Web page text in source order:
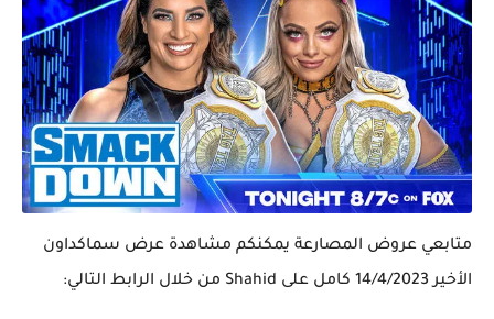
متابعي عروض المصارعة يمكنكم مشاهدة عرض سماكداون
الأخير 14/4/2023 كامل على Shahid من خلال الرابط التالي: